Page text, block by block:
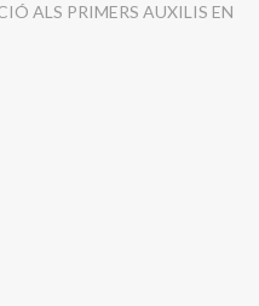
ALS PRIMERS AUXILIS EN